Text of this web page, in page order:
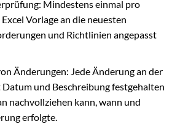
Mindestens einmal pro
Vorlage an die neuesten
und Richtlinien angepasst
Änderungen: Jede Änderung an der
und Beschreibung festgehalten
nachvollziehen kann, wann und
erfolgte.